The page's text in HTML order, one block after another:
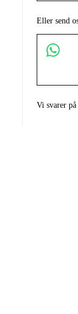
Eller send
Vi svarer